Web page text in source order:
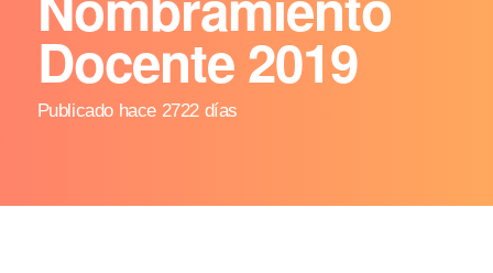
Docente 2019
Publicado hace 2722 días